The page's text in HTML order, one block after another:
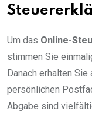
Um das Online-
stimmen Sie
Danach erhalten
persönlichen
Abgabe sind